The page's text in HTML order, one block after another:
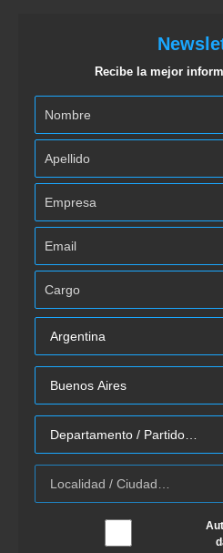
Recibe la mejor